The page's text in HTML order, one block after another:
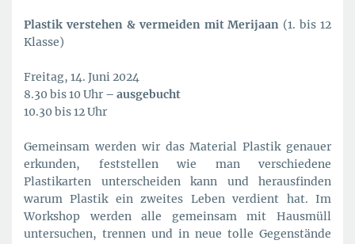
Plastik verstehen & vermeiden mit Merijaan (1. bis 12
Klasse)
Freitag, 14. Juni 2024
8.30 bis 10 Uhr – ausgebucht
10.30 bis 12 Uhr
Gemeinsam werden wir das Material Plastik genauer
erkunden, feststellen wie man verschiedene
Plastikarten unterscheiden kann und herausfinden
warum Plastik ein zweites Leben verdient hat. Im
Workshop werden alle gemeinsam mit Hausmüll
untersuchen, trennen und in neue tolle Gegenstände